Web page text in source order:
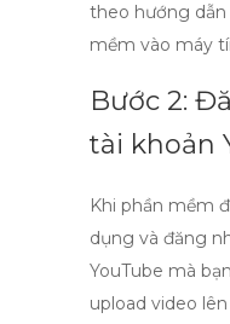
theo hướng dẫn
mềm vào máy
Bước 2:
tài khoản
Khi phần mềm
dụng và đăng
YouTube mà
upload video